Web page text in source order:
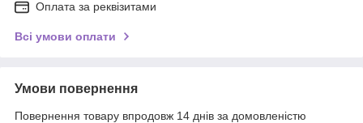
Оплата за реквізитами
Всі умови оплати
Умови повернення
Повернення товару впродовж 14 днів за домовленістю